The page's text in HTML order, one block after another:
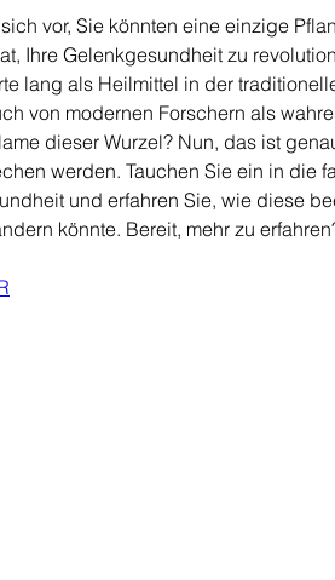
vor, Sie könnten eine einzige
Ihre Gelenkgesundheit zu
lang als Heilmittel in der
von modernen Forschern als
dieser Wurzel? Nun, das ist
werden. Tauchen Sie ein in die
und erfahren Sie, wie diese
könnte. Bereit, mehr zu